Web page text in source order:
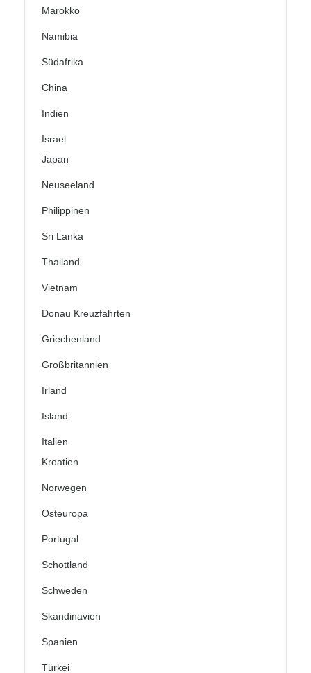
Marokko
Namibia
Südafrika
China
Indien
Israel
Japan
Neuseeland
Philippinen
Sri Lanka
Thailand
Vietnam
Donau Kreuzfahrten
Griechenland
Großbritannien
Irland
Island
Italien
Kroatien
Norwegen
Osteuropa
Portugal
Schottland
Schweden
Skandinavien
Spanien
Türkei